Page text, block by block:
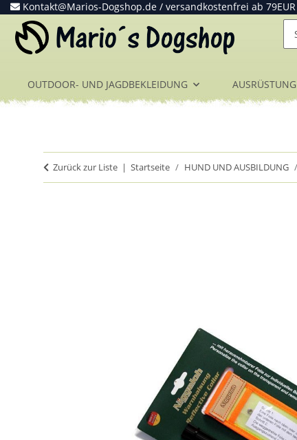
Kontakt@Marios-Dogshop.de / versandkostenfrei ab 79EUR
OUTDOOR- UND JAGDBEKLEIDUNG AUSRÜSTUNG
Zurück zur Liste Startseite HUND UND AUSBILDUNG